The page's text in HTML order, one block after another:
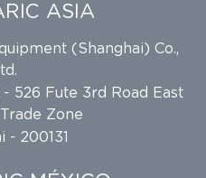
ASIA
(Shanghai) Co.,
526 Fute 3rd Road East
Zone
- 200131